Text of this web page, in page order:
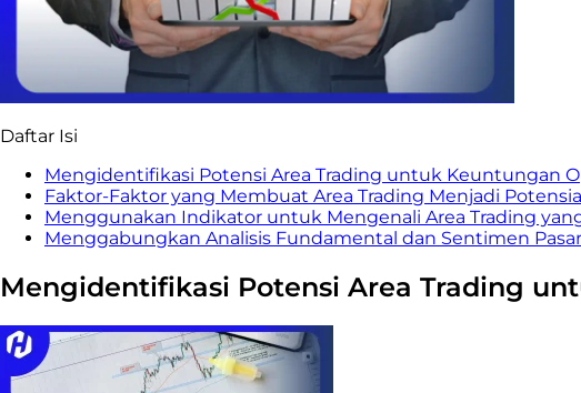
Daftar Isi
Mengidentifikasi Potensi Area Trading untuk Keuntungan
Faktor-Faktor yang Membuat Area Trading Menjadi
Menggunakan Indikator untuk Mengenali Area Trading
Menggabungkan Analisis Fundamental dan Sentimen
Mengidentifikasi Potensi Area Trading